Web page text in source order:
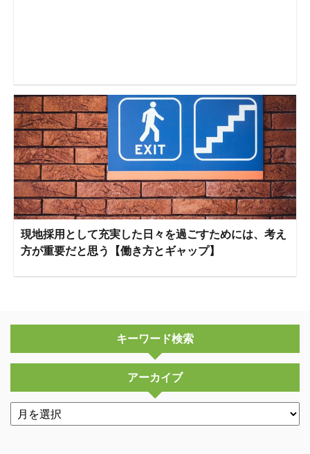
現地採用として充実した日々を過ごすためには、考え
方が重要だと思う【働き方とギャップ】
キーワード検索
アーカイブ